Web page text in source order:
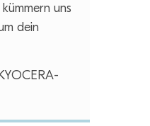
uns
dein